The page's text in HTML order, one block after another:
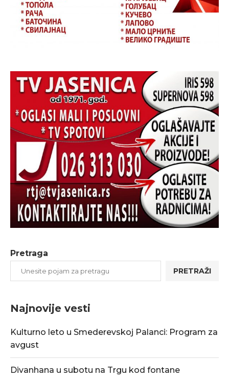
Pretraga
PRETRAŽI
Najnovije vesti
Kulturno leto u Smederevskoj Palanci: Program za
avgust
Divanhana u subotu na Trgu kod fontane